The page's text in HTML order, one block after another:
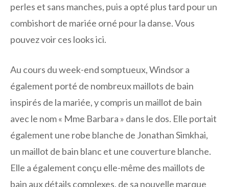
perles et sans manches, puis a opté plus tard pour un
combishort de mariée orné pour la danse. Vous
pouvez voir ces looks ici.
Au cours du week-end somptueux, Windsor a
également porté de nombreux maillots de bain
inspirés de la mariée, y compris un maillot de bain
avec le nom « Mme Barbara » dans le dos. Elle portait
également une robe blanche de Jonathan Simkhai,
un maillot de bain blanc et une couverture blanche.
Elle a également conçu elle-même des maillots de
bain aux détails complexes, de sa nouvelle marque